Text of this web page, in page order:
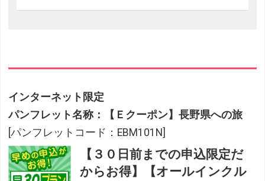
インターネット限定
パンフレット名称：【Ｅクーポン】長野県への旅
[パンフレットコード：EBM101N]
【３０日前までの申込限定だ
からお得】【オールインクル